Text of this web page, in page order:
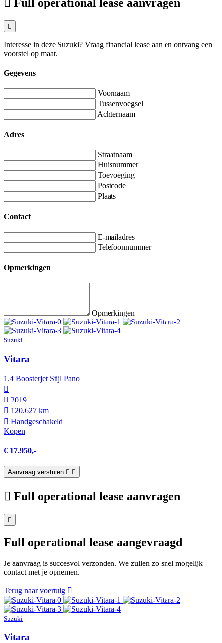
Full operational lease aanvragen
Interesse in deze Suzuki? Vraag financial lease aan en ontvang een
voorstel op maat.
Gegevens
Voornaam
Tussenvoegsel
Achternaam
Adres
Straatnaam
Huisnummer
Toevoeging
Postcode
Plaats
Contact
E-mailadres
Telefoonnummer
Opmerkingen
Opmerkingen
Suzuki
Vitara
1.4 Boosterjet Stijl Pano
2019
120.627 km
Hand­geschakeld
Kopen
€ 17.950,-
Aanvraag versturen
Full operational lease aanvragen
Full operational lease aangevraagd
Je aanvraag is succesvol verzonden. We zullen zo snel mogelijk
contact met je opnemen.
Terug naar voertuig
Suzuki
Vitara